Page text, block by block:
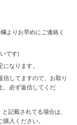
よりお早めにご連絡く
です)
なります。
信してますので、お取り
、必ず返信してくだ
記載されてる場合は、
入ください。